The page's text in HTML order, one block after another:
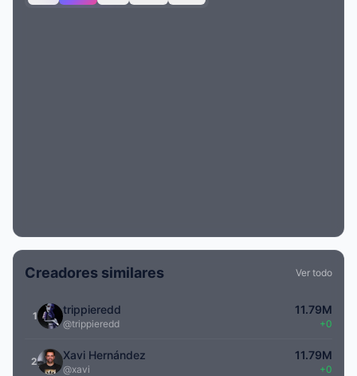
Creadores similares Ver todo
1 trippieredd
@trippieredd
11.79M
+0
2 Xavi Hernández
@xavi
11.79M
+0